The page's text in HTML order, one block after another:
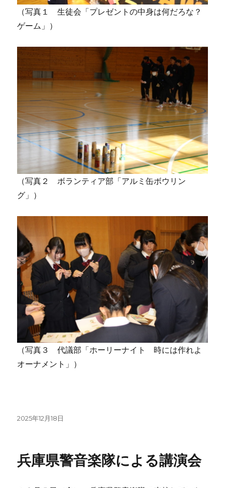
（写真１ 生徒会「プレゼントの中身は何だろな？
ゲーム」）
（写真２ ボランティア部「アルミ缶ボウリン
グ」）
（写真３ 代議部「ホーリーナイト 時には作れよ
オーナメント」）
投
2025年12月18日
兵庫県警音楽隊による講演会